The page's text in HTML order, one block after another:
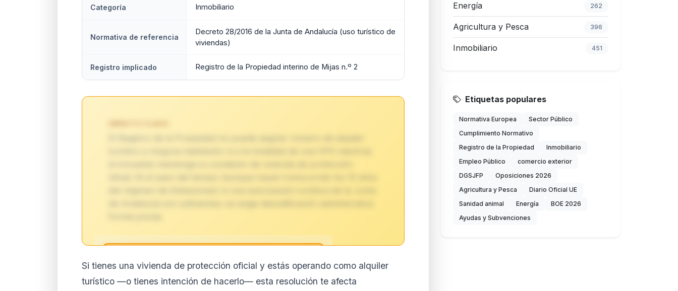
Categoría Inmobiliario
Normativa de referencia
Decreto 28/2016 de la Junta de Andalucía (uso turístico de
viviendas)
Registro implicado Registro de la Propiedad interino de Mijas n.º 2
🔒
Análisis de impacto reservado para
Si tienes una vivienda de protección oficial y estás operando como alquiler
turístico —o tienes intención de hacerlo— esta resolución te afecta
Energía 262
Agricultura y Pesca 396
Inmobiliario 451
Etiquetas populares
Normativa Europea
Sector Público
Cumplimiento Normativo
Registro de la Propiedad
Inmobiliario
Empleo Público
comercio exterior
DGSJFP
Oposiciones 2026
Agricultura y Pesca
Diario Oficial UE
Sanidad animal
Energía
BOE 2026
Ayudas y Subvenciones